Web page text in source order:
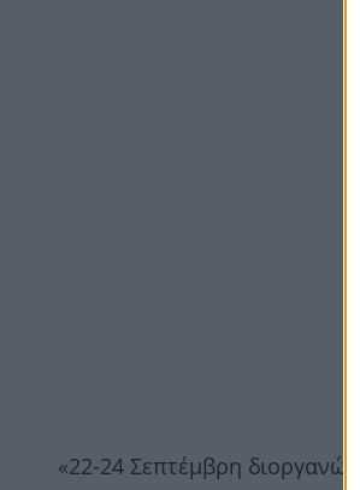
«22-24 Σεπτέμβρη